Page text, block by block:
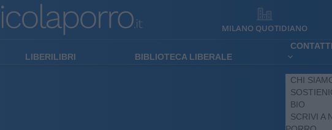
MILANO QUOTIDIANO
LIBERILIBRI BIBLIOTECA LIBERALE
CHI
BIO
SCRIVI A